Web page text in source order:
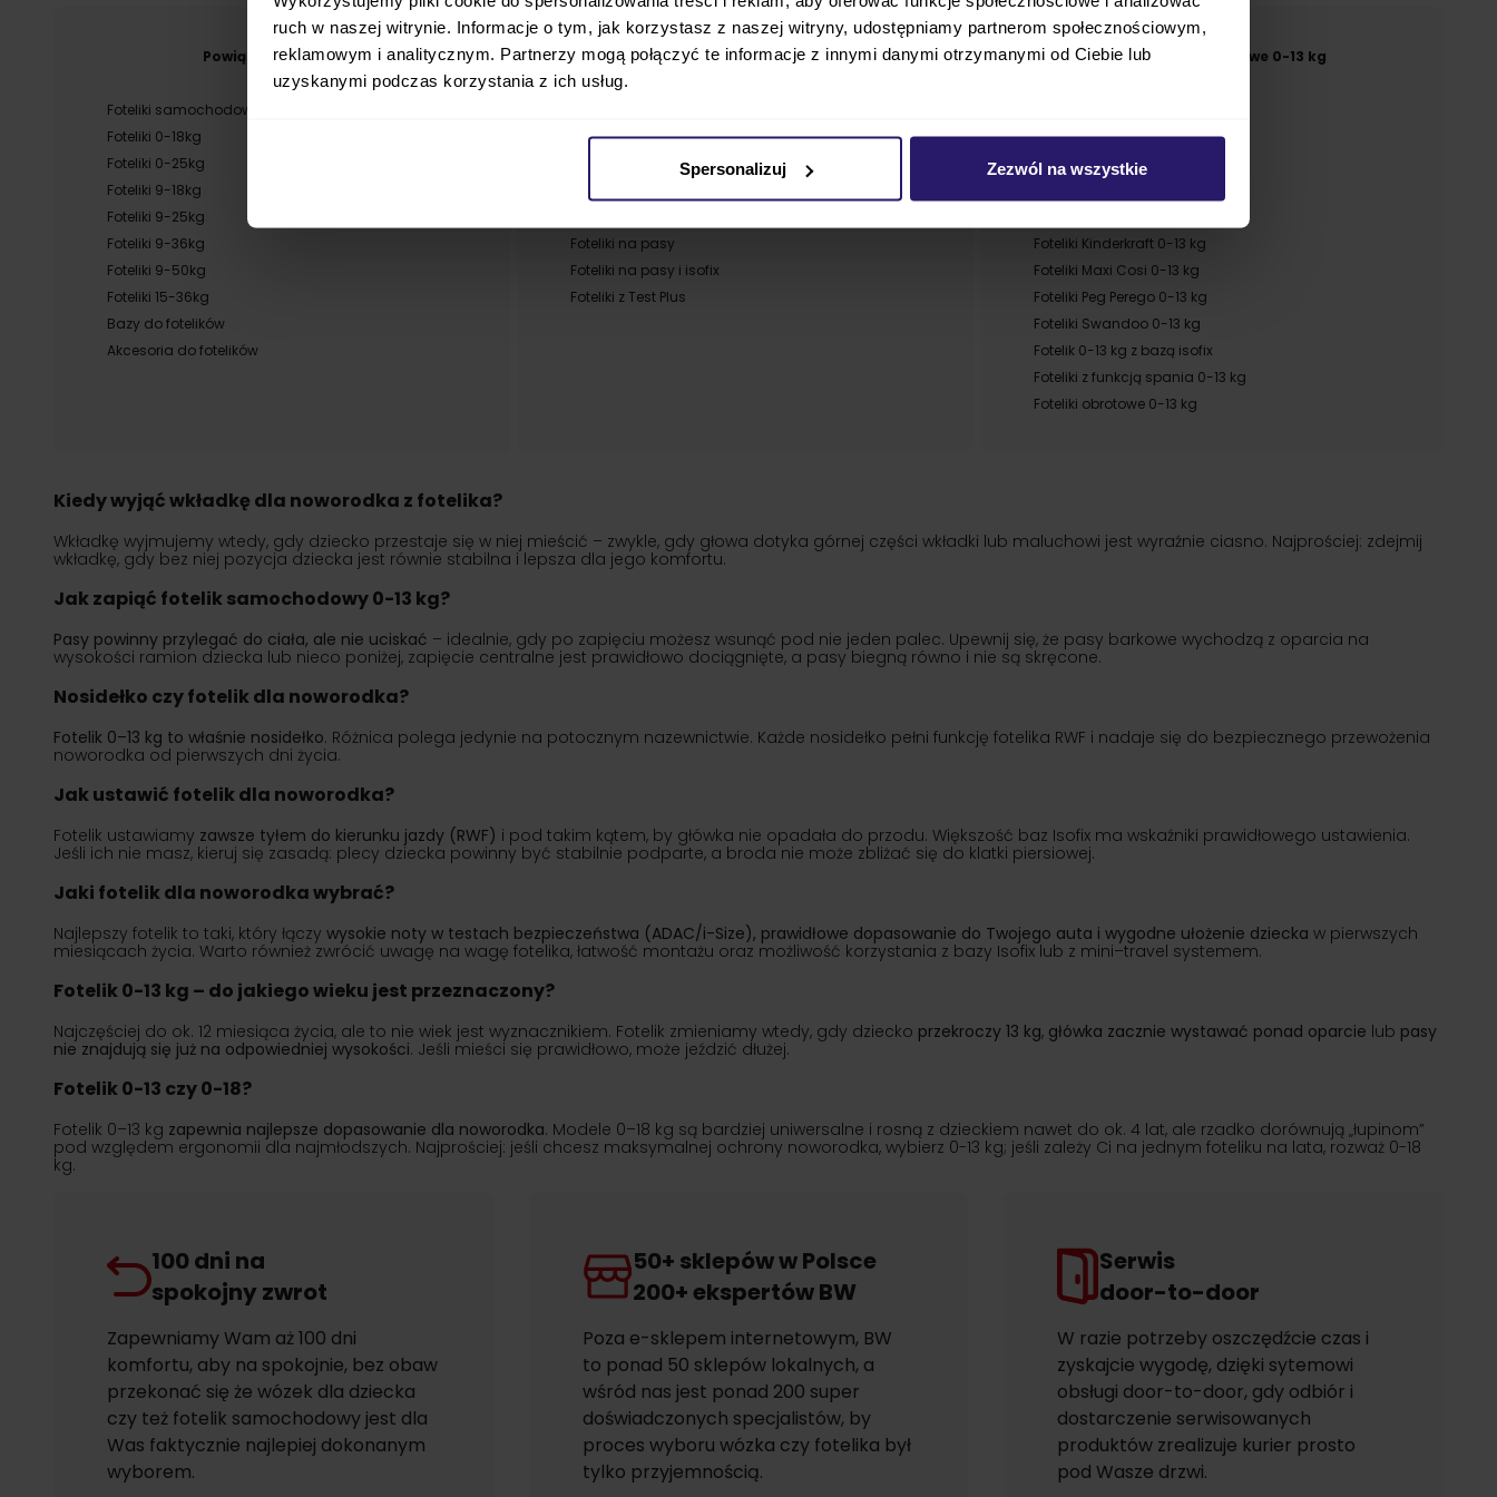
ruch w naszej witrynie. Informacje o tym, jak korzystasz z naszej witryny, udostępniamy partnerom społecznościowym,
reklamowym i analitycznym. Partnerzy mogą połączyć te informacje z innymi danymi otrzymanymi od Ciebie lub
uzyskanymi podczas korzystania z ich usług.
Spersonalizuj Zezwól na wszystkie
Powiązane kategorie
Foteliki samochodowe
Foteliki 0-18kg
Foteliki 0-25kg
Foteliki 9-18kg
Foteliki 9-25kg
Foteliki 9-36kg
Foteliki 9-50kg
Foteliki 15-36kg
Bazy do fotelików
Akcesoria do fotelików
Powiązane kategorie
Foteliki RWF tyłem
Foteliki FWF przodem
Foteliki na pasy
Foteliki na pasy i isofix
Foteliki z Test Plus
Foteliki samochodowe 0-13 kg
Foteliki Besafe 0-13 kg
Foteliki Britax Romer 0-13 kg
Foteliki Kinderkraft 0-13 kg
Foteliki Maxi Cosi 0-13 kg
Foteliki Peg Perego 0-13 kg
Foteliki Swandoo 0-13 kg
Fotelik 0-13 kg z bazą isofix
Foteliki z funkcją spania 0-13 kg
Foteliki obrotowe 0-13 kg
Kiedy wyjąć wkładkę dla noworodka z fotelika?
Wkładkę wyjmujemy wtedy, gdy dziecko przestaje się w niej mieścić – zwykle, gdy głowa dotyka górnej części wkładki lub maluchowi jest wyraźnie ciasno. Najprościej: zdejmij
wkładkę, gdy bez niej pozycja dziecka jest równie stabilna i lepsza dla jego komfortu.
Jak zapiąć fotelik samochodowy 0-13 kg?
Pasy powinny przylegać do ciała, ale nie uciskać – idealnie, gdy po zapięciu możesz wsunąć pod nie jeden palec. Upewnij się, że pasy barkowe wychodzą z oparcia na
wysokości ramion dziecka lub nieco poniżej, zapięcie centralne jest prawidłowo dociągnięte, a pasy biegną równo i nie są skręcone.
Nosidełko czy fotelik dla noworodka?
Fotelik 0–13 kg to właśnie nosidełko. Różnica polega jedynie na potocznym nazewnictwie. Każde nosidełko pełni funkcję fotelika RWF i nadaje się do bezpiecznego przewożenia
noworodka od pierwszych dni życia.
Jak ustawić fotelik dla noworodka?
Fotelik ustawiamy zawsze tyłem do kierunku jazdy (RWF) i pod takim kątem, by główka nie opadała do przodu. Większość baz Isofix ma wskaźniki prawidłowego ustawienia.
Jeśli ich nie masz, kieruj się zasadą: plecy dziecka powinny być stabilnie podparte, a broda nie może zbliżać się do klatki piersiowej.
Jaki fotelik dla noworodka wybrać?
Najlepszy fotelik to taki, który łączy wysokie noty w testach bezpieczeństwa (ADAC/i-Size), prawidłowe dopasowanie do Twojego auta i wygodne ułożenie dziecka w pierwszych
miesiącach życia. Warto również zwrócić uwagę na wagę fotelika, łatwość montażu oraz możliwość korzystania z bazy Isofix lub z mini–travel systemem.
Fotelik 0-13 kg – do jakiego wieku jest przeznaczony?
Najczęściej do ok. 12 miesiąca życia, ale to nie wiek jest wyznacznikiem. Fotelik zmieniamy wtedy, gdy dziecko przekroczy 13 kg, główka zacznie wystawać ponad oparcie lub pasy
nie znajdują się już na odpowiedniej wysokości. Jeśli mieści się prawidłowo, może jeździć dłużej.
Fotelik 0-13 czy 0-18?
Fotelik 0–13 kg zapewnia najlepsze dopasowanie dla noworodka. Modele 0–18 kg są bardziej uniwersalne i rosną z dzieckiem nawet do ok. 4 lat, ale rzadko dorównują „łupinom”
pod względem ergonomii dla najmłodszych. Najprościej: jeśli chcesz maksymalnej ochrony noworodka, wybierz 0-13 kg; jeśli zależy Ci na jednym foteliku na lata, rozważ 0-18
kg.
100 dni na
spokojny zwrot
Zapewniamy Wam aż 100 dni
komfortu, aby na spokojnie, bez obaw
przekonać się że wózek dla dziecka
czy też fotelik samochodowy jest dla
Was faktycznie najlepiej dokonanym
wyborem.
50+ sklepów w Polsce
200+ ekspertów BW
Poza e-sklepem internetowym, BW
to ponad 50 sklepów lokalnych, a
wśród nas jest ponad 200 super
doświadczonych specjalistów, by
proces wyboru wózka czy fotelika był
tylko przyjemnością.
Serwis
door-to-door
W razie potrzeby oszczędźcie czas i
zyskajcie wygodę, dzięki sytemowi
obsługi door-to-door, gdy odbiór i
dostarczenie serwisowanych
produktów zrealizuje kurier prosto
pod Wasze drzwi.